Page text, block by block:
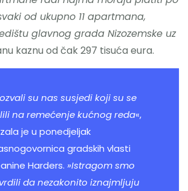
od ukupno 11 apartmana,
glavnog grada Nizozemske uz
kaznu od čak 297 tisuća eura.
su nas susjedi koji su se
na remećenje kućnog reda«,
je u ponedjeljak
gradskih vlasti
Harders. »Istragom smo
da nezakonito iznajmljuju